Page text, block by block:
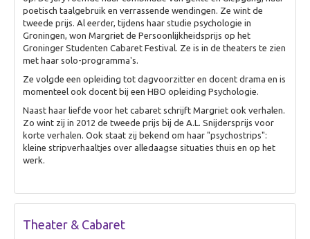
Over Visualiseren
Live Beamen & Fotografie
Sneltekenen
Animatie
Over Theater & Cabaret
Improvisatie Theater
poetisch taalgebruik en verrassende wendingen. Ze wint de
tweede prijs. Al eerder, tijdens haar studie psychologie in
Groningen, won Margriet de Persoonlijkheidsprijs op het
Groninger Studenten Cabaret Festival. Ze is in de theaters te zien
met haar solo-programma's.
Ze volgde een opleiding tot dagvoorzitter en docent drama en is
momenteel ook docent bij een HBO opleiding Psychologie.
Naast haar liefde voor het cabaret schrijft Margriet ook verhalen.
Zo wint zij in 2012 de tweede prijs bij de A.L. Snijdersprijs voor
korte verhalen. Ook staat zij bekend om haar "psychostrips":
kleine stripverhaaltjes over alledaagse situaties thuis en op het
werk.
Theater & Cabaret